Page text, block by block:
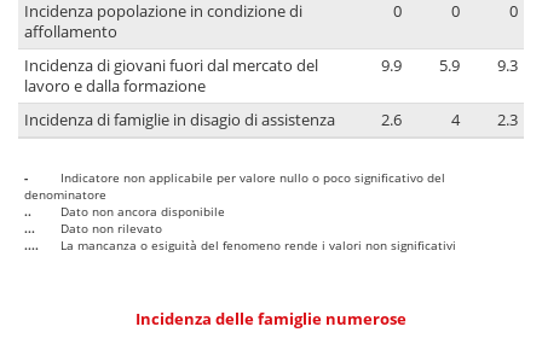
Incidenza popolazione in condizione di
affollamento
0 0 0
Incidenza di giovani fuori dal mercato del
lavoro e dalla formazione
9.9 5.9 9.3
Incidenza di famiglie in disagio di assistenza 2.6 4 2.3
-
Indicatore non applicabile per valore nullo o poco significativo del
denominatore
..
Dato non ancora disponibile
...
Dato non rilevato
....
La mancanza o esiguità del fenomeno rende i valori non significativi
Incidenza delle famiglie numerose